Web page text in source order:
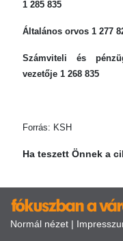
1 285 835
Általános orvos 1 277
Számviteli és
vezetője 1 268 835
Forrás: KSH
Ha teszett Önnek a
Normál nézet |